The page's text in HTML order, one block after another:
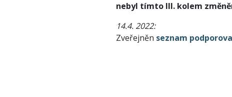
nebyl tímto III. kolem
14.4. 2022:
Zveřejněn seznam